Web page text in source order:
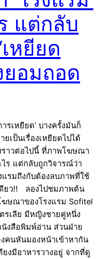
แต่กลับ
หยียด
ยอมถอด
รเหยียด’ บางครั้งมันก็
เป็นเรื่องเหยียดไปได้
ราวต่อไปนี้ ที่ภาพโฆษณา
ร แต่กลับถูกวิจารณ์ว่า
แรมถึงกับต้องลบภาพที่ใช้
ยว!! ลองไปชมภาพต้น
ษณาของโรงแรม Sofitel
ตรเลีย มีหญิงชายคู่หนึ่ง
งสือพิมพ์อ่าน ส่วนฝ่าย
คนหันมองหน้าเข้าหากัน
งมีอาหารวางอยู่ จากที่ดู